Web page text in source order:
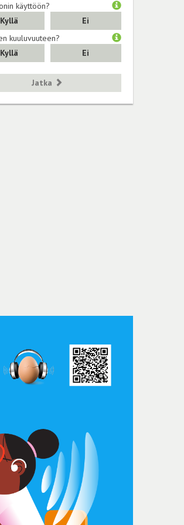
käyttöön?
Kyllä
Ei
kuuluvuuteen?
Kyllä
Ei
Jatka